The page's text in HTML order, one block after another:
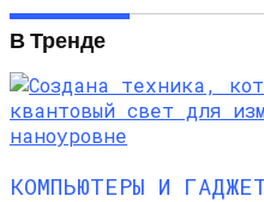
В Тренде
КОМПЬЮТЕРЫ И